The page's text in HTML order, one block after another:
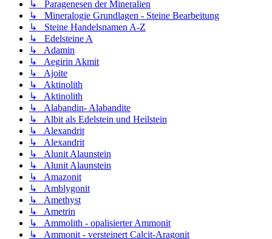
↳ Paragenesen der Mineralien
↳ Mineralogie Grundlagen - Steine Bearbeitung
↳ Steine Handelsnamen A-Z
↳ Edelsteine A
↳ Adamin
↳ Aegirin Akmit
↳ Ajoite
↳ Aktinolith
↳ Aktinolith
↳ Alabandin- Alabandite
↳ Albit als Edelstein und Heilstein
↳ Alexandrit
↳ Alexandrit
↳ Alunit Alaunstein
↳ Alunit Alaunstein
↳ Amazonit
↳ Amblygonit
↳ Amethyst
↳ Ametrin
↳ Ammolith - opalisierter Ammonit
↳ Ammonit - versteinert Calcit-Aragonit